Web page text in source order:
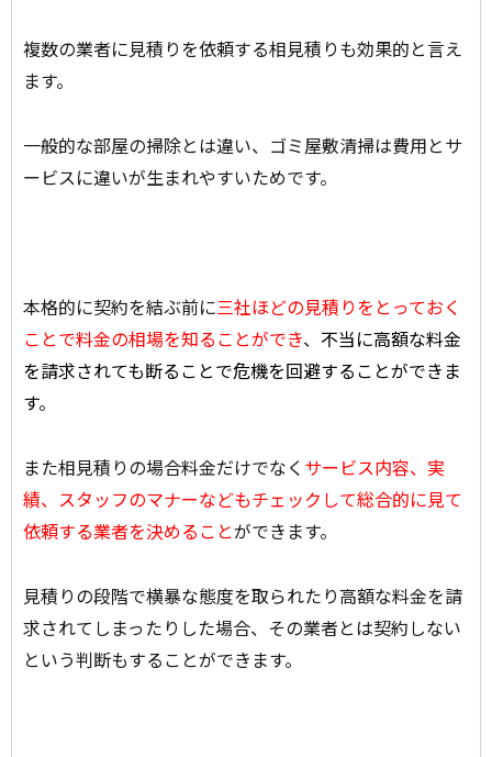
複数の業者に見積りを依頼する相見積りも効果的と言え
ます。
一般的な部屋の掃除とは違い、ゴミ屋敷清掃は費用とサ
ービスに違いが生まれやすいためです。
本格的に契約を結ぶ前に三社ほどの見積りをとっておく
ことで料金の相場を知ることができ、 不当に高額な料金
を請求されても断ることで危機を回避することができま
す。
また相見積りの場合料金だけでなく サービス内容、実
績、スタッフのマナーなどもチェックして総合的に見て
依頼する業者を決めることができます。
見積りの段階で横暴な態度を取られたり高額な料金を請
求されてしまったりした場合、その業者とは契約しない
という判断もすることができます。